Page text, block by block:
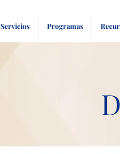
Servicios Programas